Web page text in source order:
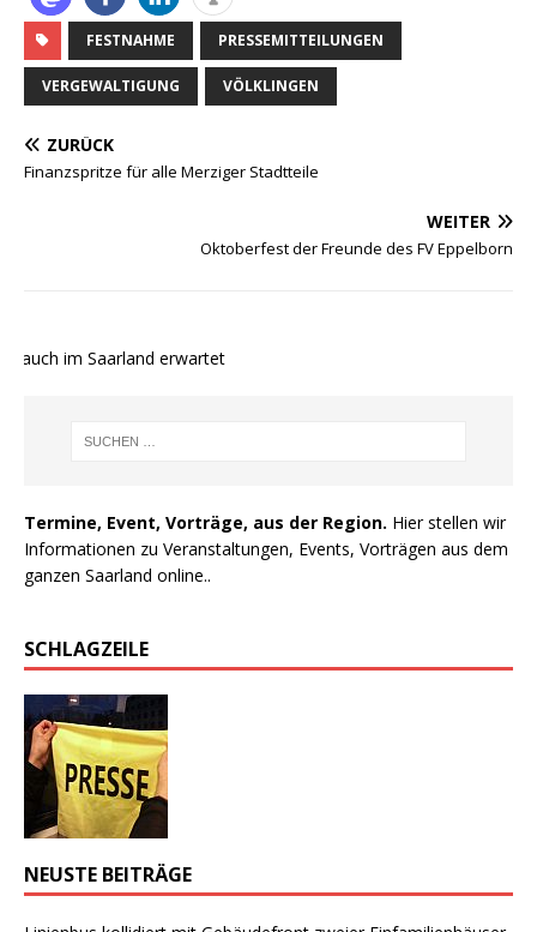
FESTNAHME PRESSEMITTEILUNGEN
VERGEWALTIGUNG VÖLKLINGEN
ZURÜCK
Finanzspritze für alle Merziger Stadtteile
WEITER
Oktoberfest der Freunde des FV Eppelborn
auch im Saarland erwartet
Termine, Event, Vorträge, aus der Region. Hier stellen wir
Informationen zu Veranstaltungen, Events, Vorträgen aus dem
ganzen Saarland online..
SCHLAGZEILE
NEUSTE BEITRÄGE